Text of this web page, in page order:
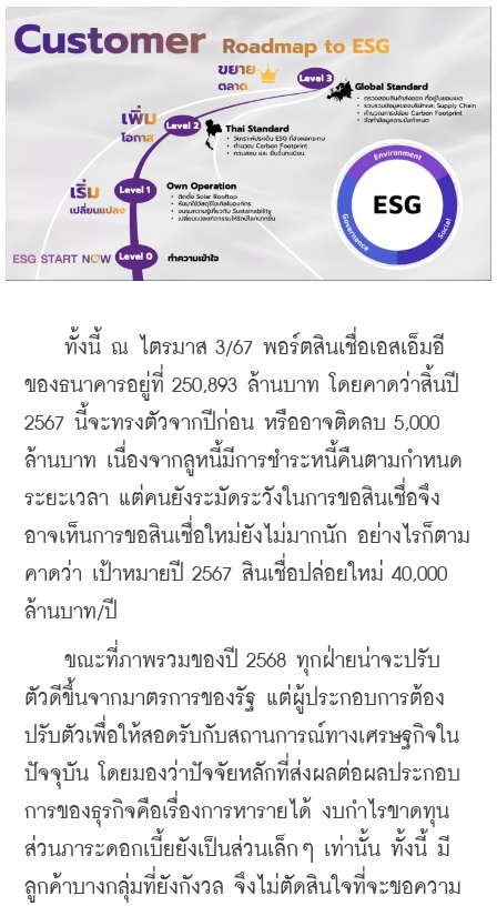
ทั้งนี้ ณ ไตรมาส 3/67 พอร์ตสินเชื่อเอสเอ็มอี
ของธนาคารอยู่ที่ 250,893 ล้านบาท โดยคาดว่าสิ้นปี
2567 นี้จะทรงตัวจากปีก่อน หรืออาจติดลบ 5,000
ล้านบาท เนื่องจากลูหนี้มีการชำระหนี้คืนตามกำหนด
ระยะเวลา แต่คนยังระมัดระวังในการขอสินเชื่อจึง
อาจเห็นการขอสินเชื่อใหม่ยังไม่มากนัก อย่างไรก็ตาม
คาดว่า เป้าหมายปี 2567 สินเชื่อปล่อยใหม่ 40,000
ล้านบาท/ปี
ขณะที่ภาพรวมของปี 2568 ทุกฝ่ายน่าจะปรับ
ตัวดีขึ้นจากมาตรการของรัฐ แต่ผู้ประกอบการต้อง
ปรับตัวเพื่อให้สอดรับกับสถานการณ์ทางเศรษฐกิจใน
ปัจจุบัน โดยมองว่าปัจจัยหลักที่ส่งผลต่อผลประกอบ
การของธุรกิจคือเรื่องการหารายได้ งบกำไรขาดทุน
ส่วนภาระดอกเบี้ยยังเป็นส่วนเล็กๆ เท่านั้น ทั้งนี้ มี
ลูกค้าบางกลุ่มที่ยังกังวล จึงไม่ตัดสินใจที่จะขอความ